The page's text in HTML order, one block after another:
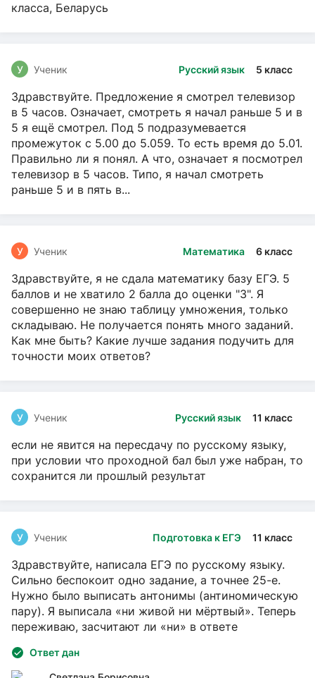
класса, Беларусь
Русский язык 5 класс
У Ученик
Здравствуйте. Предложение я смотрел телевизор
в 5 часов. Означает, смотреть я начал раньше 5 и в
5 я ещё смотрел. Под 5 подразумевается
промежуток с 5.00 до 5.059. То есть время до 5.01.
Правильно ли я понял. А что, означает я посмотрел
телевизор в 5 часов. Типо, я начал смотреть
раньше 5 и в пять в...
Математика 6 класс
У Ученик
Здравствуйте, я не сдала математику базу ЕГЭ. 5
баллов и не хватило 2 балла до оценки "3". Я
совершенно не знаю таблицу умножения, только
складываю. Не получается понять много заданий.
Как мне быть? Какие лучше задания подучить для
точности моих ответов?
Русский язык 11 класс
У Ученик
если не явится на пересдачу по русскому языку,
при условии что проходной бал был уже набран, то
сохранится ли прошлый результат
Подготовка к ЕГЭ 11 класс
У Ученик
Здравствуйте, написала ЕГЭ по русскому языку.
Сильно беспокоит одно задание, а точнее 25-е.
Нужно было выписать антонимы (антиномическую
пару). Я выписала «ни живой ни мёртвый». Теперь
переживаю, засчитают ли «ни» в ответе
Ответ дан